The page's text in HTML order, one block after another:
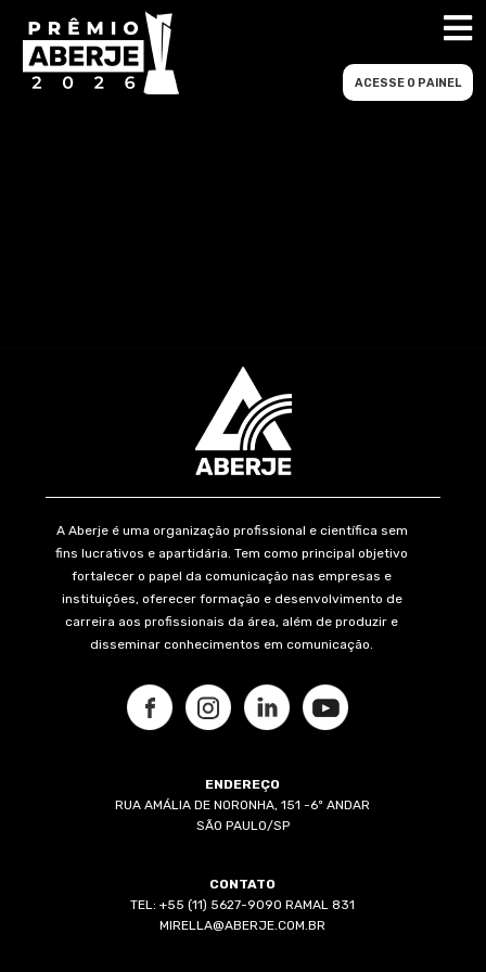
ACESSE O PAINEL
A Aberje é uma organização profissional e científica sem
fins lucrativos e apartidária. Tem como principal objetivo
fortalecer o papel da comunicação nas empresas e
instituições, oferecer formação e desenvolvimento de
carreira aos profissionais da área, além de produzir e
disseminar conhecimentos em comunicação.
ENDEREÇO
RUA AMÁLIA DE NORONHA, 151 -6º ANDAR
SÃO PAULO/SP
CONTATO
TEL: +55 (11) 5627-9090 RAMAL 831
MIRELLA@ABERJE.COM.BR